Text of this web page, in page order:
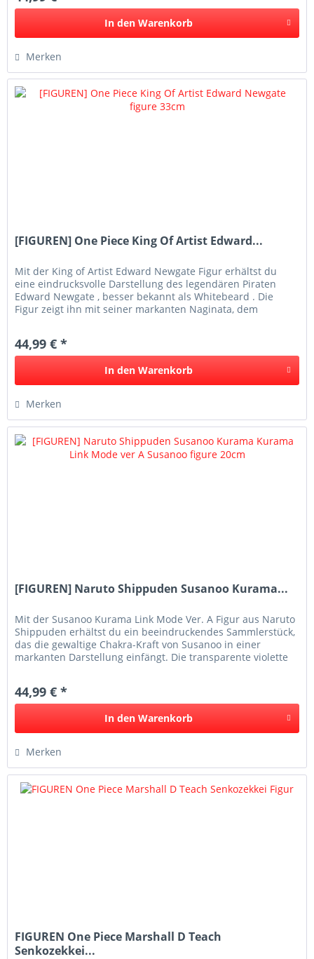
In den Warenkorb
Merken
[FIGUREN] One Piece King Of Artist Edward...
Mit der King of Artist Edward Newgate Figur erhältst du
eine eindrucksvolle Darstellung des legendären Piraten
Edward Newgate , besser bekannt als Whitebeard . Die
Figur zeigt ihn mit seiner markanten Naginata, dem
44,99 € *
In den Warenkorb
Merken
[FIGUREN] Naruto Shippuden Susanoo Kurama...
Mit der Susanoo Kurama Link Mode Ver. A Figur aus Naruto
Shippuden erhältst du ein beeindruckendes Sammlerstück,
das die gewaltige Chakra-Kraft von Susanoo in einer
markanten Darstellung einfängt. Die transparente violette
44,99 € *
In den Warenkorb
Merken
FIGUREN One Piece Marshall D Teach
Senkozekkei...